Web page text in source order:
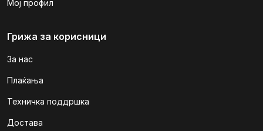
Мој профил
Грижа за корисници
За нас
Плаќања
Техничка поддршка
Достава